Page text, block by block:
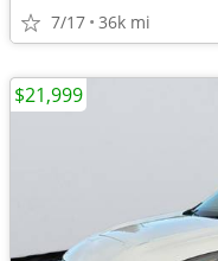
7/17 36k mi
$21,999